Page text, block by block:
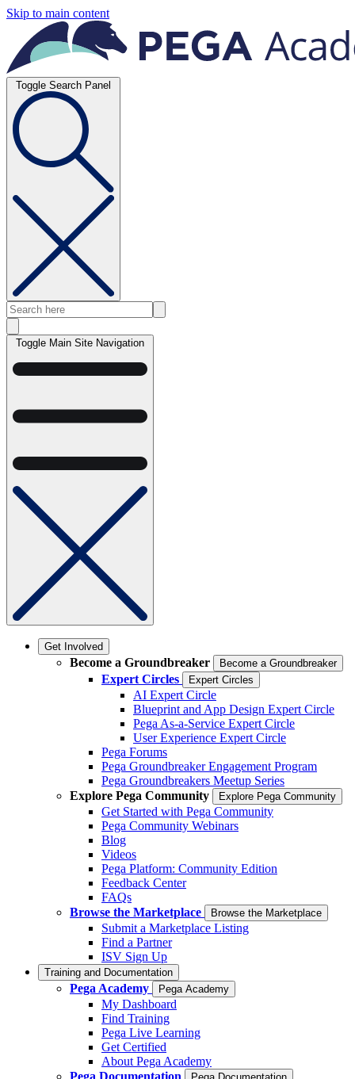
Skip to main content
Toggle Search Panel
Toggle Main Site Navigation
Get Involved
Become a Groundbreaker Become a Groundbreaker
Expert Circles Expert Circles
AI Expert Circle
Blueprint and App Design Expert Circle
Pega As-a-Service Expert Circle
User Experience Expert Circle
Pega Forums
Pega Groundbreaker Engagement Program
Pega Groundbreakers Meetup Series
Explore Pega Community
Explore Pega Community
Get Started with Pega Community
Pega Community Webinars
Blog
Videos
Pega Platform: Community Edition
Feedback Center
FAQs
Browse the Marketplace
Browse the Marketplace
Submit a Marketplace Listing
Find a Partner
ISV Sign Up
Training and Documentation
Pega Academy Pega Academy
My Dashboard
Find Training
Pega Live Learning
Get Certified
About Pega Academy
Pega Documentation